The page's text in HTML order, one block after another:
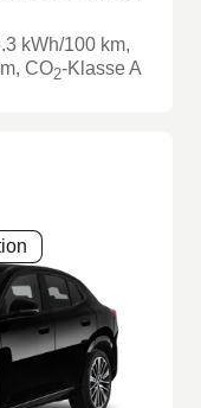
kWh/100 km,
, CO2-KlasseA